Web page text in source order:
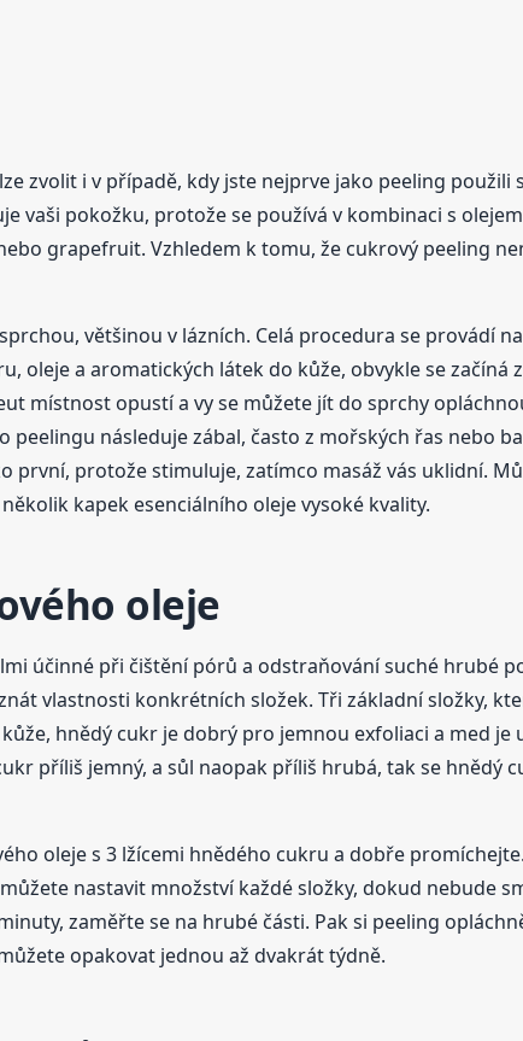
zvolit i v případě, kdy jste nejprve jako peeling použili
vaši pokožku, protože se používá v kombinaci s
grapefruit. Vzhledem k tomu, že cukrový peeling
většinou v lázních. Celá procedura se provádí
a aromatických látek do kůže, obvykle se začíná
místnost opustí a vy se můžete jít do sprchy
následuje zábal, často z mořských řas nebo
první, protože stimuluje, zatímco masáž vás uklidní.
kapek esenciálního oleje vysoké kvality.
oleje
účinné při čištění pórů a odstraňování suché hrubé
vlastnosti konkrétních složek. Tři základní složky,
hnědý cukr je dobrý pro jemnou exfoliaci a med
příliš jemný, a sůl naopak příliš hrubá, tak se hnědý
oleje s 3 lžícemi hnědého cukru a dobře
nastavit množství každé složky, dokud nebude
zaměřte se na hrubé části. Pak si peeling
opakovat jednou až dvakrát týdně.